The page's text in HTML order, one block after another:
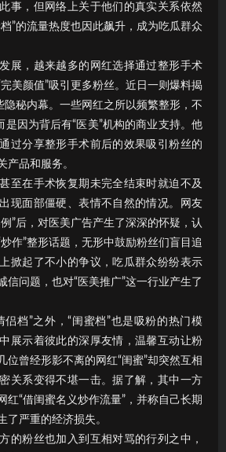
事，但网络上关于他们的真实关系依然
”的流量热度也因此飙升，成为吃瓜群众
展，越来越多的网红选择通过整形手术
美颜值”吸引更多粉丝。近日一则爆料揭
隐秘内幕。一些网红之所以频繁整形，不
是因为背后有“医美”机构的商业支持。他
过分享整形手术前后的效果吸引粉丝的
产品和服务。
至在手术恢复期未完全结束时就迫不及
现面部僵硬、表情不自然的情况。网友
”后，对医美广告产生了深深的怀疑，认
作”整形话题，无形中鼓励粉丝们盲目追
掀起了不小的争议，吃瓜群众纷纷表示
信问题，也对“医美推广”这一行业产生了
侣档”之外，“闺蜜档”也是吸粉的热门模
展示着彼此的深厚友情，温馨互动让粉
位曾经形影不离的网红“闺蜜”却突然互相
关系变得不堪一击。据了解，其中一方
红“借闺蜜名义炒作流量”，并称自己长期
了严重的经济损失。
的粉丝也加入到互相对骂的行列之中，